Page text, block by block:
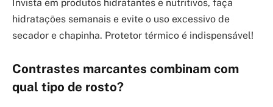
Invista em produtos hidratantes e nutritivos, faça
hidratações semanais e evite o uso excessivo de
secador e chapinha. Protetor térmico é indispensável!
Contrastes marcantes combinam com
qual tipo de rosto?